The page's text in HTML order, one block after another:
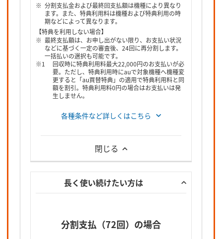
分割支払金および最終回支払額は機種により異なり
ます。また、特典利用料は機種および特典利用の時
期などによって異なります。
【特典を利用しない場合】
最終支払額は、お申し出がない限り、お支払い状況
などに基づく一定の審査後、24回に再分割します。
一括払いの選択も可能です。
回収時に特典利用料最大22,000円のお支払いが必
要。ただし、特典利用時にauで対象機種へ機種変
更すると「au買替特典」の適用で特典利用料と同
額を割引。特典利用料0円の場合はお支払いは発
生しません。
各種条件など詳しくはこちら
閉じる
長く使い続けたい方は
分割支払（72回）の場合